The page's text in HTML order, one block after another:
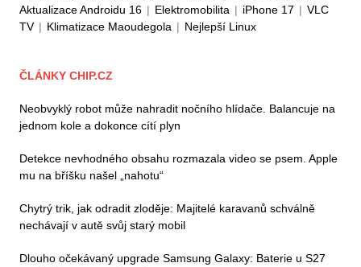
Aktualizace Androidu 16 | Elektromobilita | iPhone 17 | VLC
TV | Klimatizace Maoudegola | Nejlepší Linux
ČLÁNKY CHIP.CZ
Neobvyklý robot může nahradit nočního hlídače. Balancuje na
jednom kole a dokonce cítí plyn
Detekce nevhodného obsahu rozmazala video se psem. Apple
mu na bříšku našel „nahotu“
Chytrý trik, jak odradit zloděje: Majitelé karavanů schválně
nechávají v autě svůj starý mobil
Dlouho očekávaný upgrade Samsung Galaxy: Baterie u S27